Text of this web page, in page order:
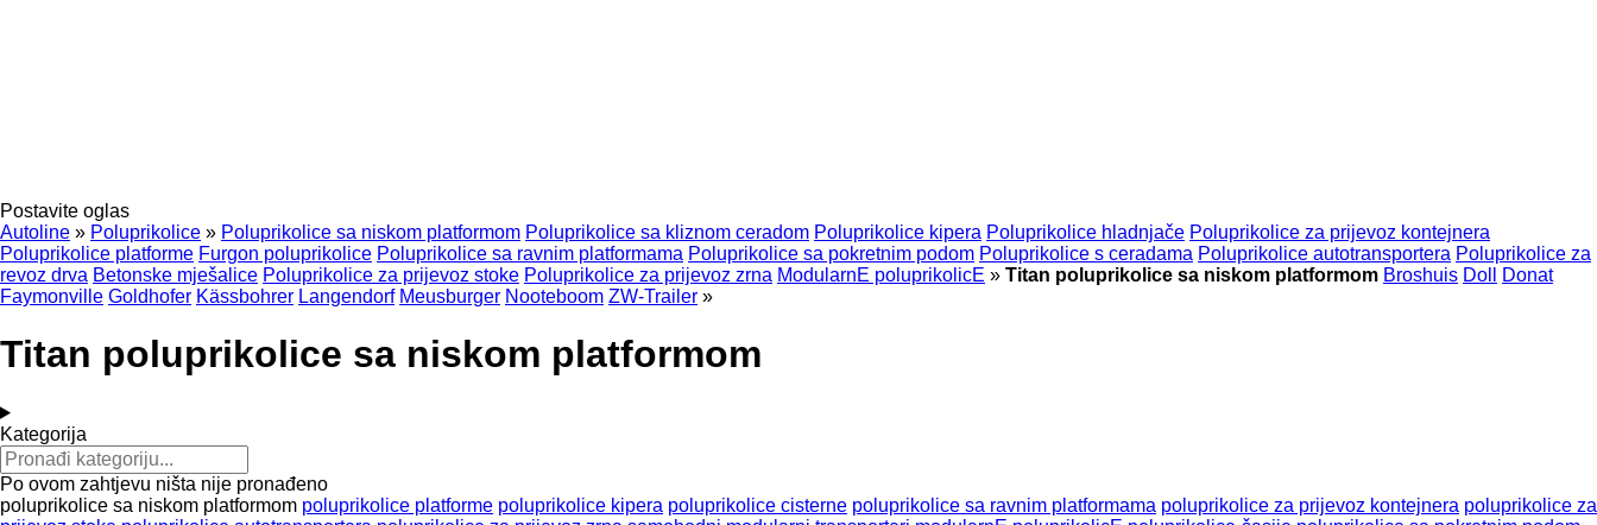
Postavite oglas
Autoline » Poluprikolice » Poluprikolice sa niskom platformom Poluprikolice sa kliznom ceradom Poluprikolice kipera Poluprikolice hladnjače Poluprikolice za prijevoz kontejnera
Poluprikolice platforme Furgon poluprikolice Poluprikolice sa ravnim platformama Poluprikolice sa pokretnim podom Poluprikolice s ceradama Poluprikolice autotransportera Poluprikolice za
revoz drva Betonske mješalice Poluprikolice za prijevoz stoke Poluprikolice za prijevoz zrna ModularnE poluprikolicE » Titan poluprikolice sa niskom platformom Broshuis Doll
Donat
Faymonville Goldhofer Kässbohrer Langendorf Meusburger Nooteboom ZW-Trailer »
Titan poluprikolice sa niskom platformom
Kategorija
Po ovom zahtjevu ništa nije pronađeno
poluprikolice sa niskom platformom poluprikolice platforme poluprikolice kipera poluprikolice cisterne poluprikolice sa ravnim platformama poluprikolice za prijevoz kontejnera poluprikolice za